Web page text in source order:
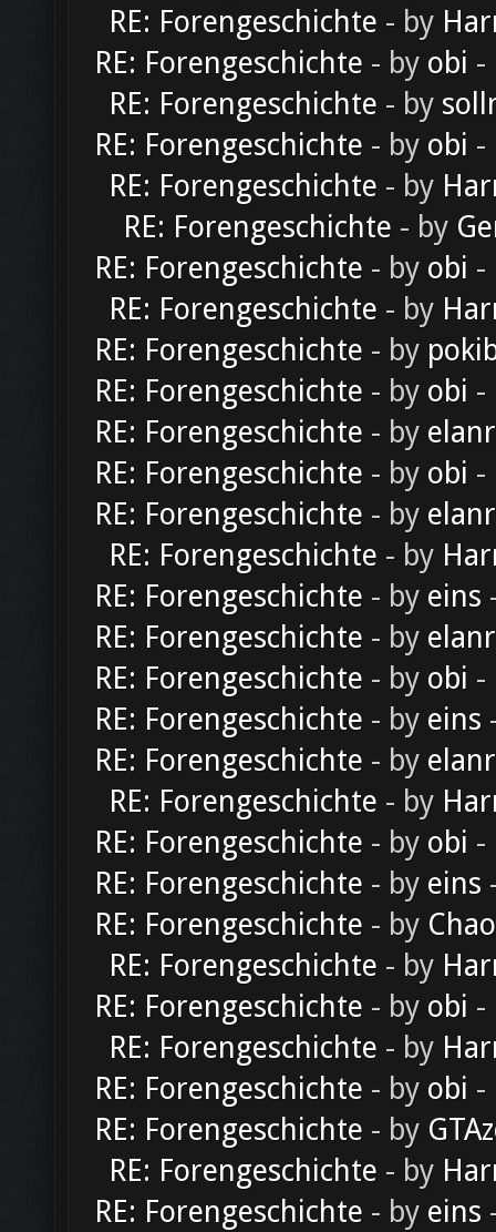
RE: Forengeschichte - by
RE: Forengeschichte - by obi -
RE: Forengeschichte - by
RE: Forengeschichte - by obi -
RE: Forengeschichte - by
RE: Forengeschichte - by
RE: Forengeschichte - by obi -
RE: Forengeschichte - by
RE: Forengeschichte - by
RE: Forengeschichte - by obi -
RE: Forengeschichte - by
RE: Forengeschichte - by obi -
RE: Forengeschichte - by
RE: Forengeschichte - by
RE: Forengeschichte - by eins
RE: Forengeschichte - by
RE: Forengeschichte - by obi -
RE: Forengeschichte - by eins
RE: Forengeschichte - by
RE: Forengeschichte - by
RE: Forengeschichte - by obi -
RE: Forengeschichte - by eins
RE: Forengeschichte - by
RE: Forengeschichte - by
RE: Forengeschichte - by obi -
RE: Forengeschichte - by
RE: Forengeschichte - by obi -
RE: Forengeschichte - by
RE: Forengeschichte - by
RE: Forengeschichte - by eins